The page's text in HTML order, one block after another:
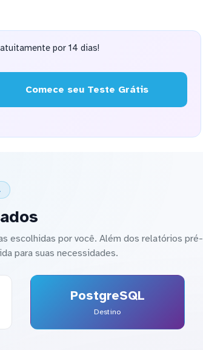
por 14 dias!
Comece seu Teste Grátis
escolhidas por você. Além dos relatórios pré-
para suas necessidades.
PostgreSQL
Destino